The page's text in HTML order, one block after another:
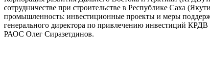
сотрудничестве при строительстве в Республике Саха
промышленность: инвестиционные проекты и меры
генерального директора по привлечению инвестиций
РАОС Олег Сиразетдинов.